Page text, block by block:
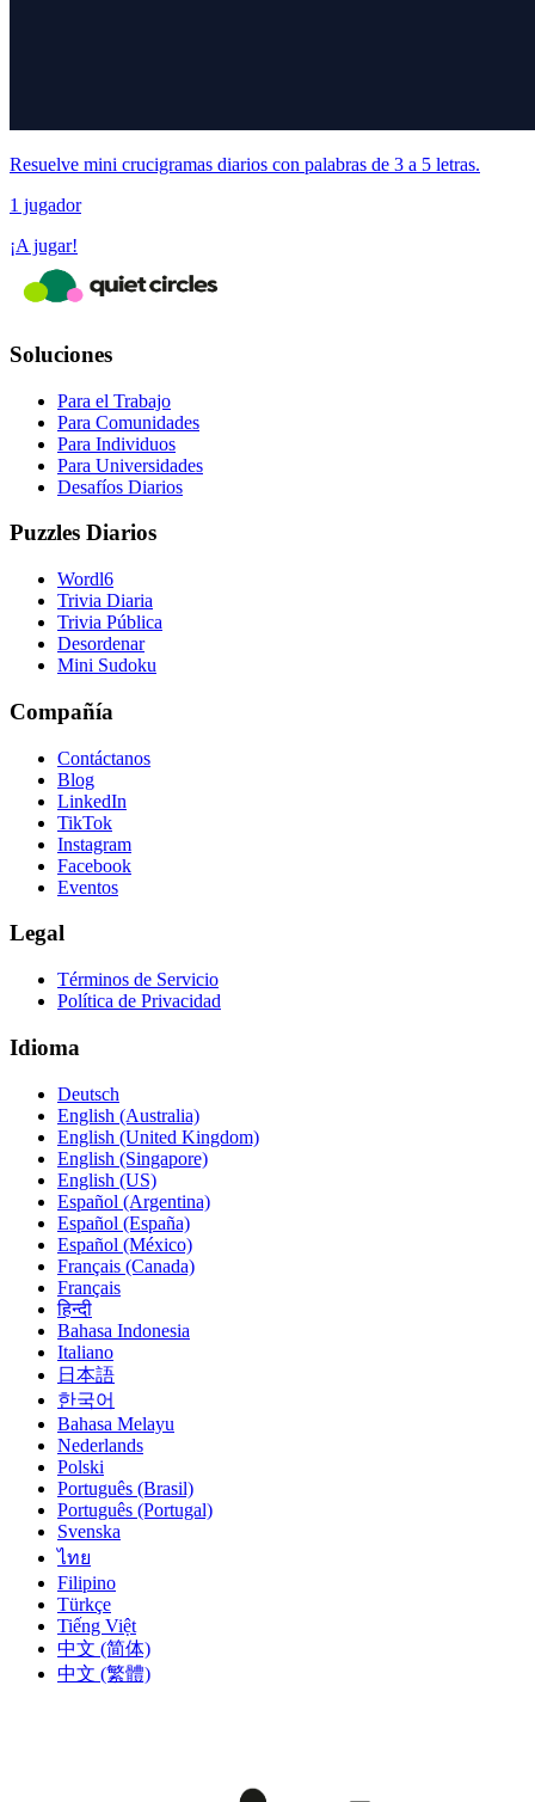
Resuelve mini crucigramas diarios con palabras de 3 a 5 letras.
1 jugador
¡A jugar!
Soluciones
Para el Trabajo
Para Comunidades
Para Individuos
Para Universidades
Desafíos Diarios
Puzzles Diarios
Wordl6
Trivia Diaria
Trivia Pública
Desordenar
Mini Sudoku
Compañía
Contáctanos
Blog
LinkedIn
TikTok
Instagram
Facebook
Eventos
Legal
Términos de Servicio
Política de Privacidad
Idioma
Deutsch
English (Australia)
English (United Kingdom)
English (Singapore)
English (US)
Español (Argentina)
Español (España)
Español (México)
Français (Canada)
Français
हिन्दी
Bahasa Indonesia
Italiano
日本語
한국어
Bahasa Melayu
Nederlands
Polski
Português (Brasil)
Português (Portugal)
Svenska
ไทย
Filipino
Türkçe
Tiếng Việt
中文 (简体)
中文 (繁體)